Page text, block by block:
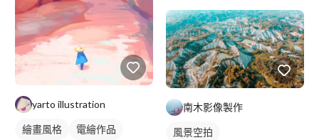
yarto illustration
繪畫風格
電繪作品
插畫
插畫畫作
南木影像製作
風景空拍